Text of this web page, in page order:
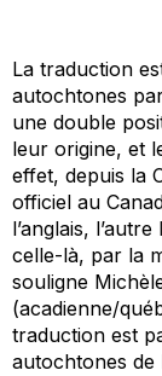
La traduction
autochtones
une double
leur origine, et
effet, depuis la
officiel au
l’anglais,
celle-là, par la
souligne
(acadienne/
traduction est
autochtones